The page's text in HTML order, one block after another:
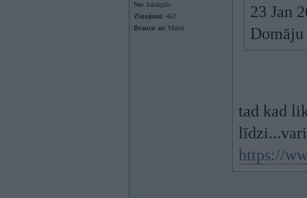
No: Salaspils
Ziņojumi: 463
Braucu ar: Melni
23 Jan
tad kad
https://